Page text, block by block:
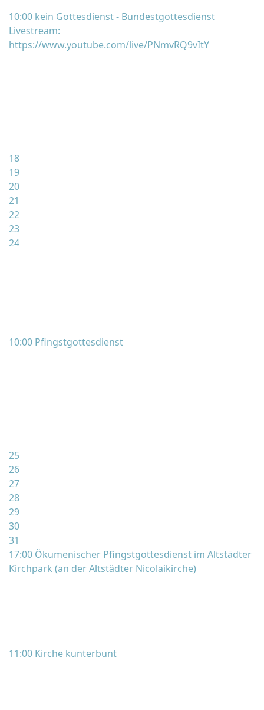
10:00 kein Gottesdienst - Bundestgottesdienst
Livestream:
https://www.youtube.com/live/PNmvRQ9vItY
18
19
20
21
22
23
24
10:00 Pfingstgottesdienst
25
26
27
28
29
30
31
17:00 Ökumenischer Pfingstgottesdienst im Altstädter
Kirchpark (an der Altstädter Nicolaikirche)
11:00 Kirche kunterbunt